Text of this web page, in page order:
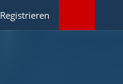
Registrieren